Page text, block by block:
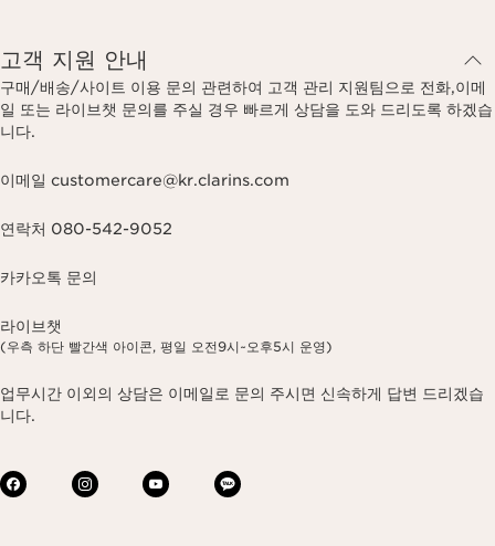
고객 지원 안내
구매/배송/사이트 이용 문의 관련하여 고객 관리 지원팀으로 전화,이메
일 또는 라이브챗 문의를 주실 경우 빠르게 상담을 도와 드리도록 하겠습
니다.
이메일 customercare@kr.clarins.com
연락처 080-542-9052
카카오톡 문의
라이브챗
(우측 하단 빨간색 아이콘, 평일 오전9시~오후5시 운영)
업무시간 이외의 상담은 이메일로 문의 주시면 신속하게 답변 드리겠습
니다.